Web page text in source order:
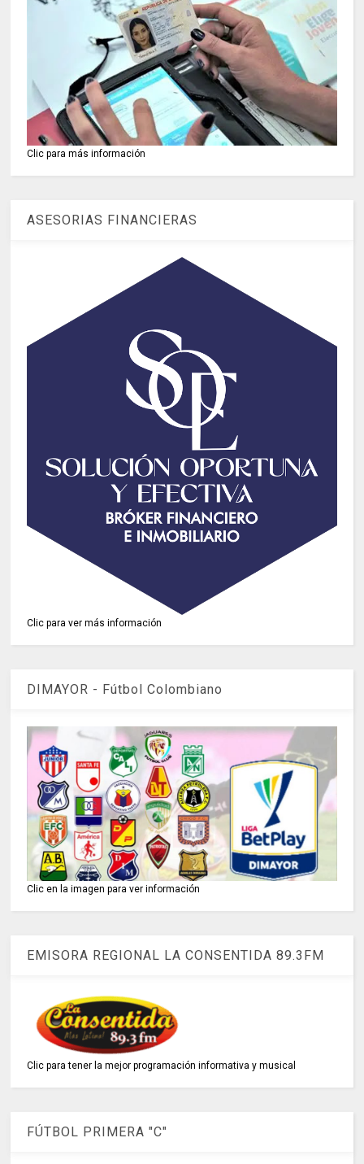
Clic para más información
ASESORIAS FINANCIERAS
Clic para ver más información
DIMAYOR - Fútbol Colombiano
Clic en la imagen para ver información
EMISORA REGIONAL LA CONSENTIDA 89.3FM
Clic para tener la mejor programación informativa y musical
FÚTBOL PRIMERA "C"